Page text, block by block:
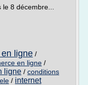
8 décembre...
ligne /
en ligne /
ligne / conditions
/ internet